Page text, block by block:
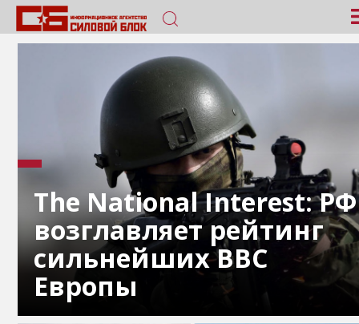
The National Interest: РФ
возглавляет рейтинг
сильнейших ВВС
Европы